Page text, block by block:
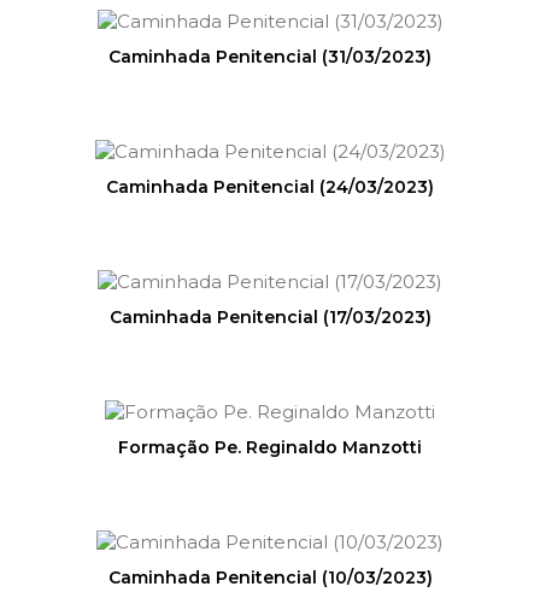
Caminhada Penitencial (31/03/2023)
Caminhada Penitencial (24/03/2023)
Caminhada Penitencial (17/03/2023)
Formação Pe. Reginaldo Manzotti
Caminhada Penitencial (10/03/2023)